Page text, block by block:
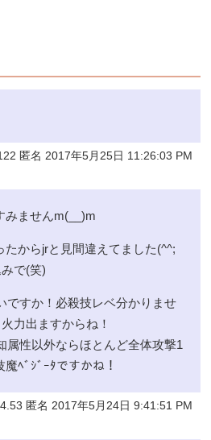
匿名 2017年5月25日 11:26:03 PM
みませんm(__)m
たからjrと見間違えてました(^^;
で(笑)
ですか！必殺技レベ分かりませ
力出ますからね！
属性以外ならほとんど全体攻撃1
ﾍﾞｼﾞｰﾀですかね！
匿名 2017年5月24日 9:41:51 PM